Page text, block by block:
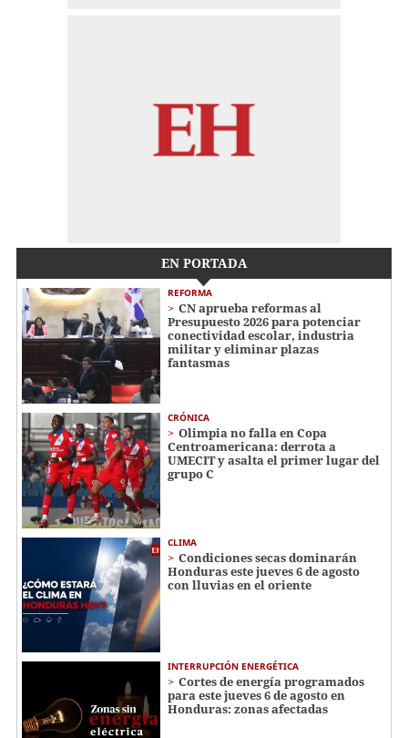
EN PORTADA
REFORMA
CN aprueba reformas al
Presupuesto 2026 para potenciar
conectividad escolar, industria
militar y eliminar plazas
fantasmas
CRÓNICA
Olimpia no falla en Copa
Centroamericana: derrota a
UMECIT y asalta el primer lugar del
grupo C
CLIMA
Condiciones secas dominarán
Honduras este jueves 6 de agosto
con lluvias en el oriente
INTERRUPCIÓN ENERGÉTICA
Cortes de energía programados
para este jueves 6 de agosto en
Honduras: zonas afectadas